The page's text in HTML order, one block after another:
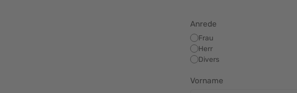
Anrede
Frau
Herr
Divers
Vorname